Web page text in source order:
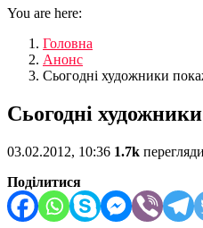
You are here:
Головна
Анонс
Сьогодні художники
Сьогодні
03.02.2012, 10:36 1.7k перегляди
Поділитися